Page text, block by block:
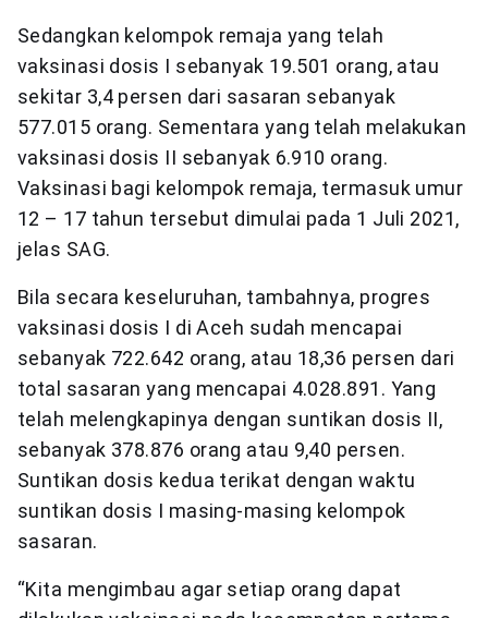
Sedangkan kelompok remaja yang telah
vaksinasi dosis I sebanyak 19.501 orang, atau
sekitar 3,4 persen dari sasaran sebanyak
577.015 orang. Sementara yang telah melakukan
vaksinasi dosis II sebanyak 6.910 orang.
Vaksinasi bagi kelompok remaja, termasuk umur
12 – 17 tahun tersebut dimulai pada 1 Juli 2021,
jelas SAG.
Bila secara keseluruhan, tambahnya, progres
vaksinasi dosis I di Aceh sudah mencapai
sebanyak 722.642 orang, atau 18,36 persen dari
total sasaran yang mencapai 4.028.891. Yang
telah melengkapinya dengan suntikan dosis II,
sebanyak 378.876 orang atau 9,40 persen.
Suntikan dosis kedua terikat dengan waktu
suntikan dosis I masing-masing kelompok
sasaran.
“Kita mengimbau agar setiap orang dapat